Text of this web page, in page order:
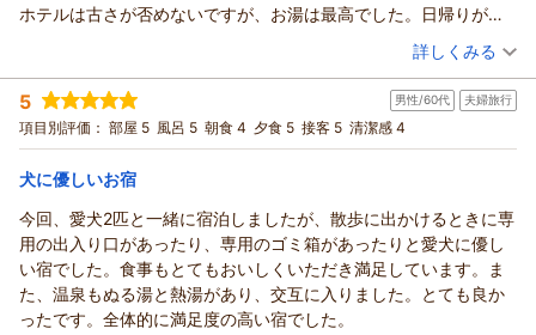
ホテルは古さが否めないですが、お湯は最高でした。日帰りがな
くなったらしく残念です。滞在中に4回も入りました。
一つ残念なのは、どこもそうなんでしょうけど、人員不足でし
た。売店も無人で、ベルを鳴らして下さいと書いてありましたが
鳴らしてもどなたもいなくて買い物出来ずでした。
ご飯の時も呼び鈴がないので、係の人を呼びに行かなくてはなら
それだけが残念です。
（投稿日：2026/06/18）
宿泊時期： 2026年05月宿泊 (一人旅)
投稿者： まきさん (女性/60代)
宿泊プラン： 【グルメ】日本三大和牛「近江牛」特選しゃぶしゃぶプラン◆
天然水プレゼント◆
和室 朝・夕
宿泊価格帯： 23,001～24,000円(大人一人あたり/税込)
詳しくみる
5 男性/60代 夫婦旅行
項目別評価： 部屋 5 風呂 5 朝食 4 夕食 5 接客 5 清潔感 4
犬に優しいお宿
今回、愛犬2匹と一緒に宿泊しましたが、散歩に出かけるときに専
用の出入り口があったり、専用のゴミ箱があったりと愛犬に優し
い宿でした。食事もとてもおいしくいただき満足しています。ま
た、温泉もぬる湯と熱湯があり、交互に入りました。とても良か
ったです。全体的に満足度の高い宿でした。